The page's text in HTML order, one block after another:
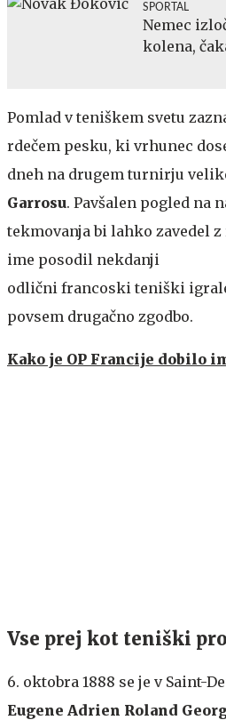
SPORTAL
Nemec
kolena,
Pomlad v teniškem svetu
rdečem pesku, ki vrhunec
dneh na drugem turnirju
Garrosu. Pavšalen pogled na
tekmovanja bi lahko zavedel
ime posodil nekdanji
odlični francoski teniški
povsem drugačno zgodbo.
Kako je OP Francije dobilo
Vse prej kot teniški
6. oktobra 1888 se je v Saint-
Eugene Adrien Roland